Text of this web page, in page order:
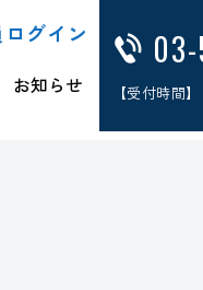
グイン
お知らせ 【受付時間